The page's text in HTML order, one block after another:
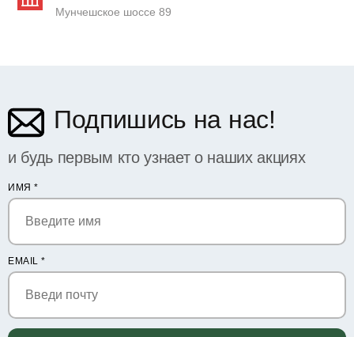
Мунчешское шоссе 89
Подпишись на нас!
и будь первым кто узнает о наших акциях
ИМЯ *
EMAIL *